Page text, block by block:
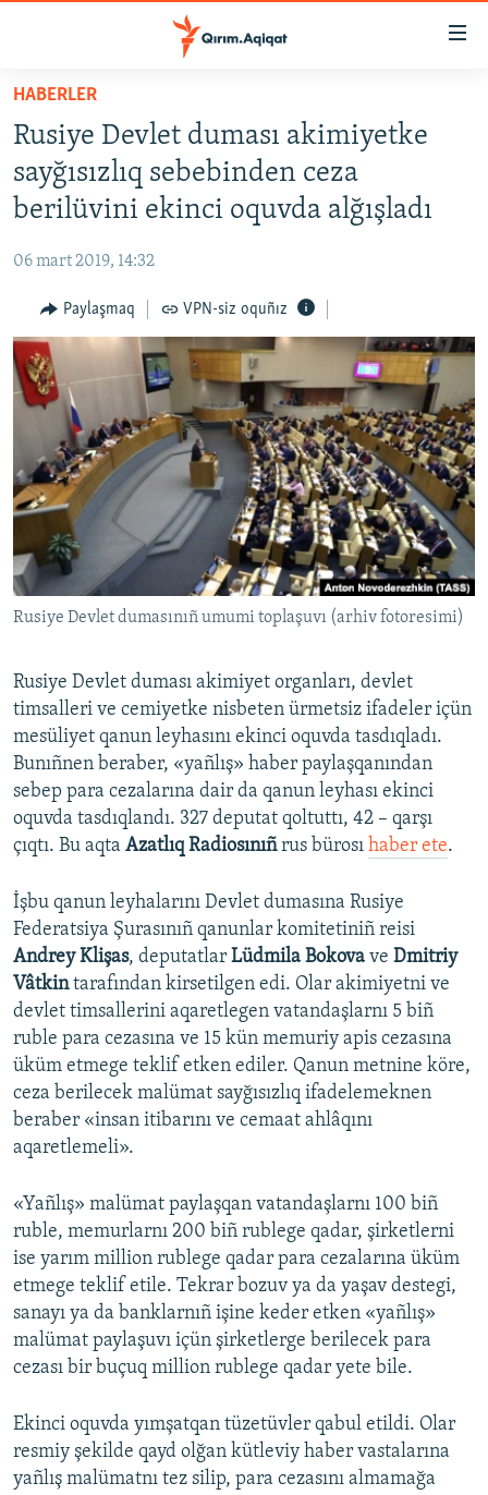
Esas
qaytmaq
Baş
navigatsiyağa
qaytmaq
Qıdıruvğa
SİYASET
İQTİSADİYAT
MEDENİYET
İNSAN AQLARI
VİDEO
SÜRET
BLOGLAR
FİKİR
Русский
Українською
QOŞULIÑIZ!
RFE/RS bütün saytları
HABERLER
Rusiye Devlet duması akimiyetke
sayğısızlıq sebebinden ceza
berilüvini ekinci oquvda alğışladı
06 mart 2019, 14:32
Paylaşmaq VPN-siz oquñız
Rusiye Devlet dumasınıñ umumi toplaşuvı (arhiv fotoresimi)
Rusiye Devlet duması akimiyet organları, devlet
timsalleri ve cemiyetke nisbeten ürmetsiz ifadeler içün
mesüliyet qanun leyhasını ekinci oquvda tasdıqladı.
Bunıñnen beraber, «yañlış» haber paylaşqanından
sebep para cezalarına dair da qanun leyhası ekinci
oquvda tasdıqlandı. 327 deputat qoltuttı, 42 – qarşı
çıqtı. Bu aqta Azatlıq Radiosınıñrus bürosı haber ete.
İşbu qanun leyhalarını Devlet dumasına Rusiye
Federatsiya Şurasınıñ qanunlar komitetiniñ reisi
Andrey Klişas, deputatlar Lüdmila Bokova ve Dmitriy
Vâtkintarafından kirsetilgen edi. Olar akimiyetni ve
devlet timsallerini aqaretlegen vatandaşlarnı 5 biñ
ruble para cezasına ve 15 kün memuriy apis cezasına
üküm etmege teklif etken ediler. Qanun metnine köre,
ceza berilecek malümat sayğısızlıq ifadelemeknen
beraber «insan itibarını ve cemaat ahlâqını
aqaretlemeli».
«Yañlış» malümat paylaşqan vatandaşlarnı 100 biñ
ruble, memurlarnı 200 biñ rublege qadar, şirketlerni
ise yarım million rublege qadar para cezalarına üküm
etmege teklif etile. Tekrar bozuv ya da yaşav destegi,
sanayı ya da banklarnıñ işine keder etken «yañlış»
malümat paylaşuvı içün şirketlerge berilecek para
cezası bir buçuq million rublege qadar yete bile.
Ekinci oquvda yımşatqan tüzetüvler qabul etildi. Olar
resmiy şekilde qayd olğan kütleviy haber vastalarına
yañlış malümatnı tez silip, para cezasını almamağa